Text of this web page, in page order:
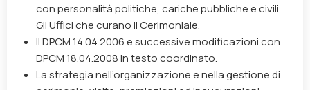
con personalità politiche, cariche pubbliche e civili.
Gli Uffici che curano il Cerimoniale.
Il DPCM 14.04.2006 e successive modificazioni con
DPCM 18.04.2008 in testo coordinato.
La strategia nell’organizzazione e nella gestione di